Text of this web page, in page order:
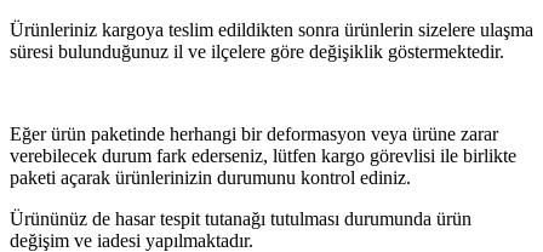
Ürünleriniz kargoya teslim edildikten sonra ürünlerin sizelere ulaşma
süresi bulunduğunuz il ve ilçelere göre değişiklik göstermektedir.
Eğer ürün paketinde herhangi bir deformasyon veya ürüne zarar
verebilecek durum fark ederseniz, lütfen kargo görevlisi ile birlikte
paketi açarak ürünlerinizin durumunu kontrol ediniz.
Ürününüz de hasar tespit tutanağı tutulması durumunda ürün
değişim ve iadesi yapılmaktadır.